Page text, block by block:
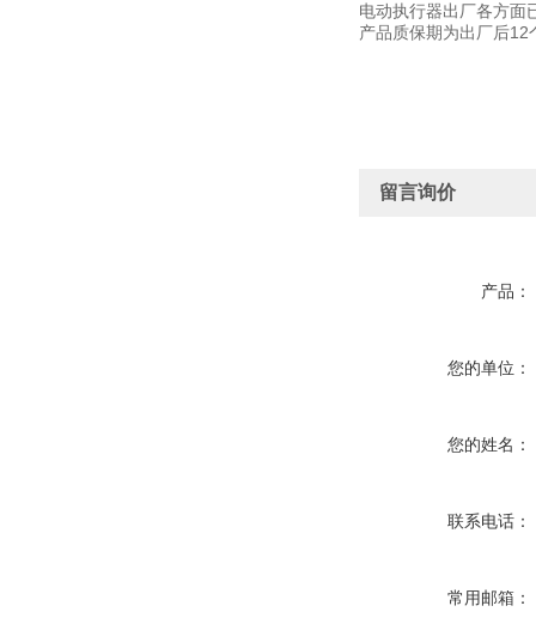
电动执行器出厂各方面
产品质保期为出厂后
留言询价
产品：
您的单位：
您的姓名：
联系电话：
常用邮箱：